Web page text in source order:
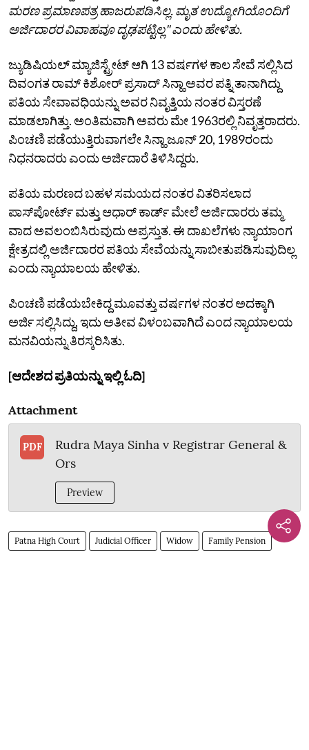
ಮರಣ ಪ್ರಮಾಣಪತ್ರ ಹಾಜರುಪಡಿಸಿಲ್ಲ. ಮೃತ ಉದ್ಯೋಗಿಯೊಂದಿಗೆ
ಅರ್ಜಿದಾರರ ವಿವಾಹವೂ ದೃಢಪಟ್ಟಿಲ್ಲ" ಎಂದು ಹೇಳಿತು.
ಜ್ಯುಡಿಷಿಯಲ್‌ ಮ್ಯಾಜಿಸ್ಟ್ರೇಟ್ ಆಗಿ 13 ವರ್ಷಗಳ ಕಾಲ ಸೇವೆ ಸಲ್ಲಿಸಿದ
ದಿವಂಗತ ರಾಮ್ ಕಿಶೋರ್ ಪ್ರಸಾದ್ ಸಿನ್ಹಾ ಅವರ ಪತ್ನಿ ತಾನಾಗಿದ್ದು
ಪತಿಯ ಸೇವಾವಧಿಯನ್ನು ಅವರ ನಿವೃತ್ತಿಯ ನಂತರ ವಿಸ್ತರಣೆ
ಮಾಡಲಾಗಿತ್ತು. ಅಂತಿಮವಾಗಿ ಅವರು ಮೇ 1963ರಲ್ಲಿ ನಿವೃತ್ತರಾದರು.
ಪಿಂಚಣಿ ಪಡೆಯುತ್ತಿರುವಾಗಲೇ ಸಿನ್ಹಾ ಜೂನ್ 20, 1989ರಂದು
ನಿಧನರಾದರು ಎಂದು ಅರ್ಜಿದಾರೆ ತಿಳಿಸಿದ್ದರು.
ಪತಿಯ ಮರಣದ ಬಹಳ ಸಮಯದ ನಂತರ ವಿತರಿಸಲಾದ
ಪಾಸ್‌ಪೋರ್ಟ್‌ ಮತ್ತು ಆಧಾರ್ ಕಾರ್ಡ್ ಮೇಲೆ ಅರ್ಜಿದಾರರು ತಮ್ಮ
ವಾದ ಅವಲಂಬಿಸಿರುವುದು ಅಪ್ರಸ್ತುತ. ಈ ದಾಖಲೆಗಳು ನ್ಯಾಯಾಂಗ
ಕ್ಷೇತ್ರದಲ್ಲಿ ಅರ್ಜಿದಾರರ ಪತಿಯ ಸೇವೆಯನ್ನು ಸಾಬೀತುಪಡಿಸುವುದಿಲ್ಲ
ಎಂದು ನ್ಯಾಯಾಲಯ ಹೇಳಿತು.
ಪಿಂಚಣಿ ಪಡೆಯಬೇಕಿದ್ದ ಮೂವತ್ತು ವರ್ಷಗಳ ನಂತರ ಅದಕ್ಕಾಗಿ
ಅರ್ಜಿ ಸಲ್ಲಿಸಿದ್ದು, ಇದು ಅತೀವ ವಿಳಂಬವಾಗಿದೆ ಎಂದ ನ್ಯಾಯಾಲಯ
ಮನವಿಯನ್ನು ತಿರಸ್ಕರಿಸಿತು.
[ಆದೇಶದ ಪ್ರತಿಯನ್ನು ಇಲ್ಲಿ ಓದಿ]
Attachment
PDF
Rudra Maya Sinha v Registrar General &
Ors
Preview
Patna High Court Judicial Officer Widow Family Pension